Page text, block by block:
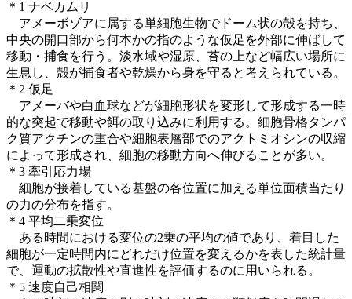
＊1 ナベカムリ
アメーボゾアに属する単細胞生物でドーム状の殻を持ち、
中央の開口部から何本かの指のような仮足を外部に伸ばして
移動・捕食を行う。淡水域や湿原、苔の上など幅広い場所に
生息し、殻が捕食者や乾燥から身を守ると考えられている。
＊2 仮足
アメーバや白血球などが細胞形状を変形して形成する一時
的な突起で移動や餌の取り込みに利用する。細胞骨格タンパ
ク質アクチンの重合や細胞表層部でのアクトミオシンの収縮
によって形成され、細胞の移動方向へ伸びることが多い。
＊3 牽引応力場
細胞が接着している基盤の各位置に加える単位面積当たり
の力の分布を指す。
＊4 平均二乗変位
ある時間における変位の2乗の平均の値であり、着目した
細胞が一定時間内にどれだけ位置を変えるかを表した統計量
で、運動の拡散性や直進性を評価するのに用いられる。
＊5 速度自己相関